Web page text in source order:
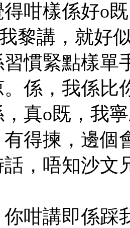
咁樣係好o
黎講，就好
慣緊點樣單
係，我係比
真o既，我
得揀，邊個
，唔知沙文
咁講即係踩